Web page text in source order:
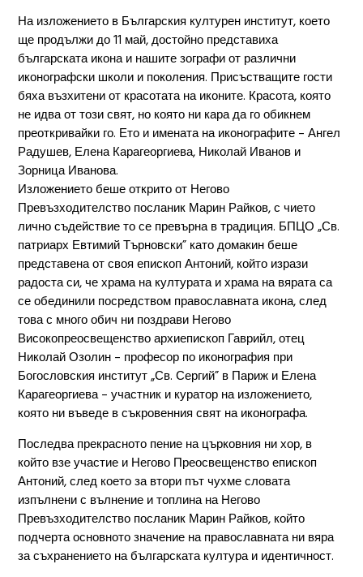
На изложението в Българския културен институт, което
ще продължи до 11 май, достойно представиха
българската икона и нашите зографи от различни
иконографски школи и поколения. Присъстващите гости
бяха възхитени от красотата на иконите. Красота, която
не идва от този свят, но която ни кара да го обикнем
преоткривайки го. Ето и имената на иконографите – Ангел
Радушев, Елена Карагеоргиева, Николай Иванов и
Зорница Иванова.
Изложението беше открито от Негово
Превъзходителство посланик Марин Райков, с чието
лично съдействие то се превърна в традиция. БПЦО „Св.
патриарх Евтимий Търновски” като домакин беше
представена от своя епископ Антоний, който изрази
радоста си, че храма на културата и храма на вярата са
се обединили посредством православната икона, след
това с много обич ни поздрави Негово
Високопреосвещенство архиепископ Гаврийл, отец
Николай Озолин – професор по иконография при
Богословския институт „Св. Сергий” в Париж и Елена
Карагеоргиева – участник и куратор на изложението,
която ни въведе в съкровенния свят на иконографа.
Последва прекрасното пение на църковния ни хор, в
който взе участие и Негово Преосвещенство епископ
Антоний, след което за втори път чухме словата
изпълнени с вълнение и топлина на Негово
Превъзходителство посланик Марин Райков, който
подчерта основното значение на православната ни вяра
за съхранението на българската култура и идентичност.